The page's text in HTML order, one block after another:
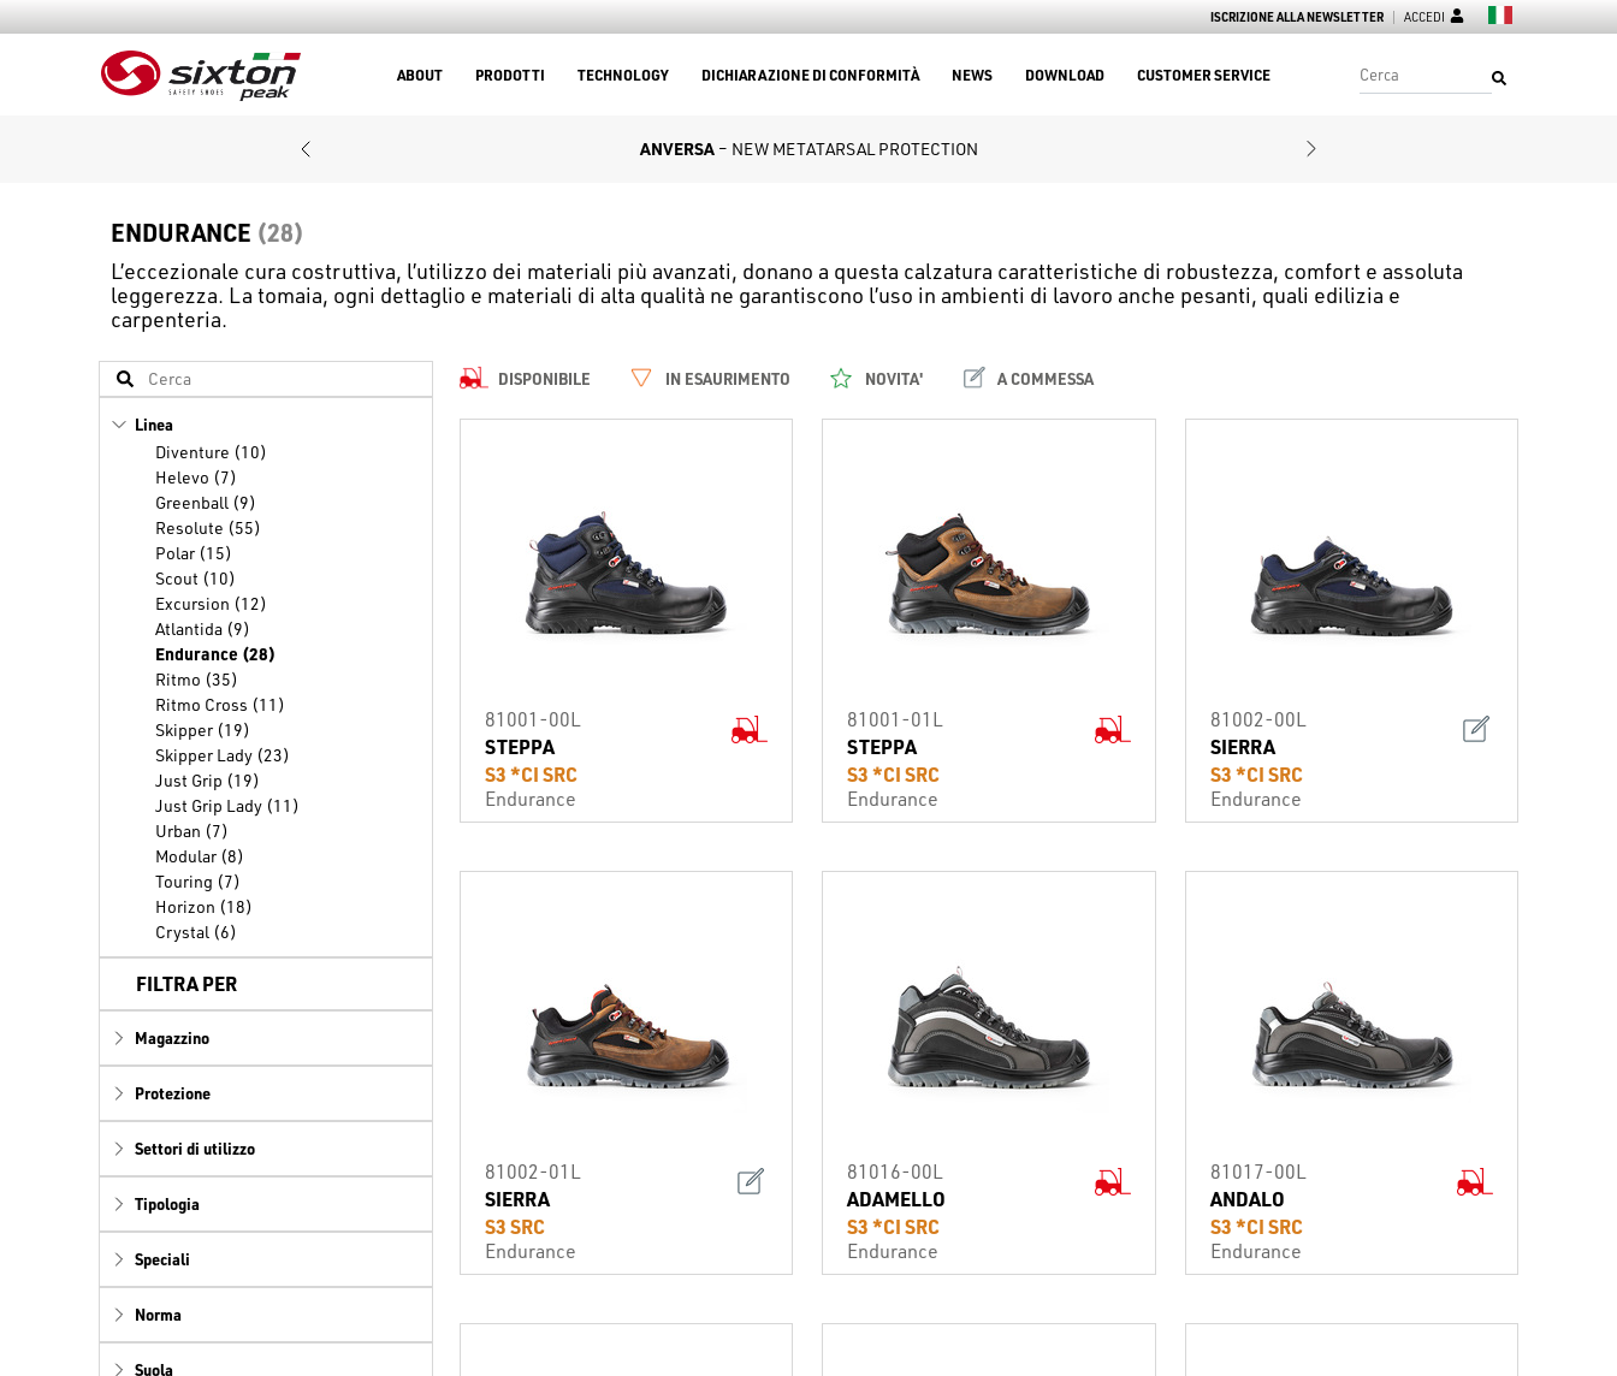
ISCRIZIONE ALLA NEWSLETTER ACCEDI
ABOUT PRODOTTI TECHNOLOGY DICHIARAZIONE DI CONFORMITÀ NEWS DOWNLOAD CUSTOMER SERVICE
ANVERSA – NEW METATARSAL PROTECTION
ENDURANCE (28)
L’eccezionale cura costruttiva, l’utilizzo dei materiali più avanzati, donano a questa calzatura caratteristiche di robustezza, comfort e assoluta
leggerezza. La tomaia, ogni dettaglio e materiali di alta qualità ne garantiscono l’uso in ambienti di lavoro anche pesanti, quali edilizia e
carpenteria.
Linea
Diventure (10)
Helevo (7)
Greenball (9)
Resolute (55)
Polar (15)
Scout (10)
Excursion (12)
Atlantida (9)
Endurance (28)
Ritmo (35)
Ritmo Cross (11)
Skipper (19)
Skipper Lady (23)
Just Grip (19)
Just Grip Lady (11)
Urban (7)
Modular (8)
Touring (7)
Horizon (18)
Crystal (6)
FILTRA PER
Magazzino
Protezione
Settori di utilizzo
Tipologia
Speciali
Norma
Suola
DISPONIBILE IN ESAURIMENTO NOVITA' A COMMESSA
81001-00L
STEPPA
S3 *CI SRC
Endurance
81001-01L
STEPPA
S3 *CI SRC
Endurance
81002-00L
SIERRA
S3 *CI SRC
Endurance
81002-01L
SIERRA
S3 SRC
Endurance
81016-00L
ADAMELLO
S3 *CI SRC
Endurance
81017-00L
ANDALO
S3 *CI SRC
Endurance